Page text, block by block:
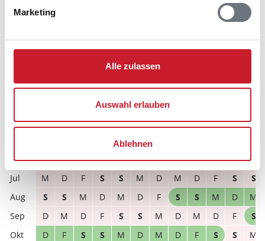
Marketing
Alle zulassen
Auswahl erlauben
Ablehnen
Sie bekommen Verfügbarkeit und Preis angezeigt
Reisedauer Anzahl Reisende
Reisezeitraumes auch Änderungen bei der
2026 1 2 3 4 5 6 7 8 9 10 11
12
M
D F S S M D M D F S
S
S
S M D M D F S S M D
M
D
M D F S S M D M D F
S
D
F S S M D M D F S S
M